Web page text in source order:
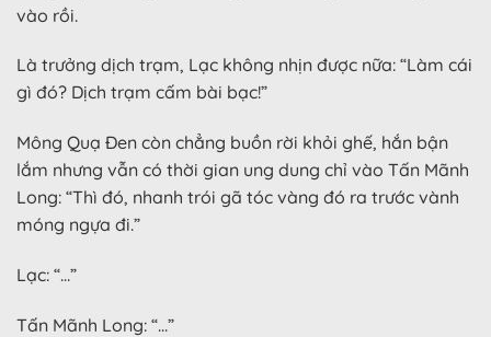
vào rồi.
Là trưởng dịch trạm, Lạc không nhịn được nữa: “Làm cái
gì đó? Dịch trạm cấm bài bạc!”
Mông Quạ Đen còn chẳng buồn rời khỏi ghế, hắn bận
lắm nhưng vẫn có thời gian ung dung chỉ vào Tấn Mãnh
Long: “Thì đó, nhanh trói gã tóc vàng đó ra trước vành
móng ngựa đi.”
Lạc: “…”
Tấn Mãnh Long: “…”